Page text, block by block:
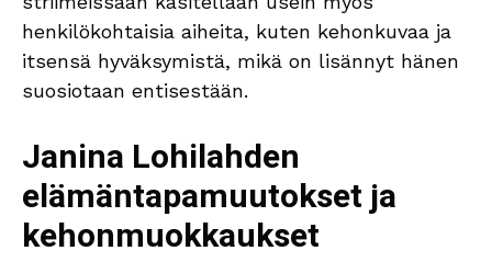
henkilökohtaisia aiheita, kuten kehonkuvaa ja
itsensä hyväksymistä, mikä on lisännyt hänen
suosiotaan entisestään.
Janina Lohilahden
elämäntapamuutokset ja
kehonmuokkaukset